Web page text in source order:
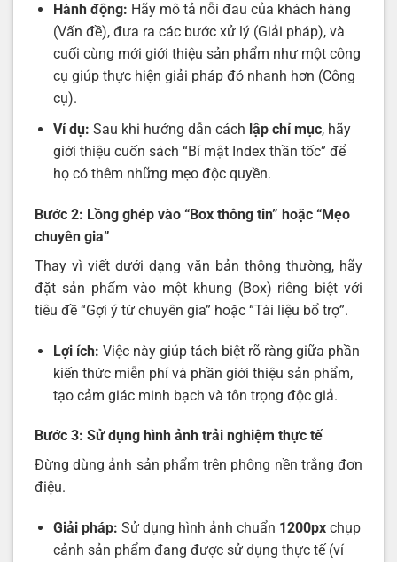
Hành động: Hãy mô tả nỗi đau của khách hàng
(Vấn đề), đưa ra các bước xử lý (Giải pháp), và
cuối cùng mới giới thiệu sản phẩm như một công
cụ giúp thực hiện giải pháp đó nhanh hơn (Công
cụ).
Ví dụ: Sau khi hướng dẫn cách lập chỉ mục, hãy
giới thiệu cuốn sách “Bí mật Index thần tốc” để
họ có thêm những mẹo độc quyền.
Bước 2: Lồng ghép vào “Box thông tin” hoặc “Mẹo
chuyên gia”
Thay vì viết dưới dạng văn bản thông thường, hãy
đặt sản phẩm vào một khung (Box) riêng biệt với
tiêu đề “Gợi ý từ chuyên gia” hoặc “Tài liệu bổ trợ”.
Lợi ích: Việc này giúp tách biệt rõ ràng giữa phần
kiến thức miễn phí và phần giới thiệu sản phẩm,
tạo cảm giác minh bạch và tôn trọng độc giả.
Bước 3: Sử dụng hình ảnh trải nghiệm thực tế
Đừng dùng ảnh sản phẩm trên phông nền trắng đơn
điệu.
Giải pháp: Sử dụng hình ảnh chuẩn 1200pxchụp
cảnh sản phẩm đang được sử dụng thực tế (ví